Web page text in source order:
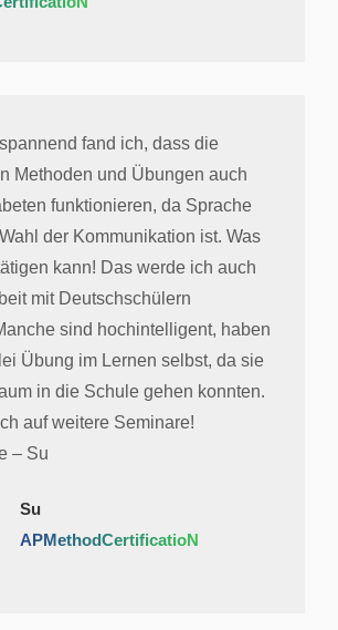
Su
APMethodCertificatioN
fand ich, dass die
Methoden und Übungen auch
funktionieren, da Sprache
der Kommunikation ist. Was
kann! Das werde ich auch
mit Deutschschülern
sind hochintelligent, haben
Übung im Lernen selbst, da sie
in die Schule gehen konnten.
auf weitere Seminare!
– Su